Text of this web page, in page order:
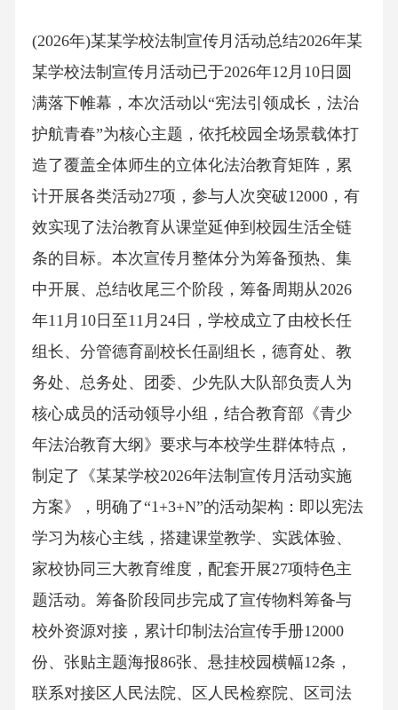
(2026年)某某学校法制宣传月活动总结2026年某
某学校法制宣传月活动已于2026年12月10日圆
满落下帷幕，本次活动以“宪法引领成长，法治
护航青春”为核心主题，依托校园全场景载体打
造了覆盖全体师生的立体化法治教育矩阵，累
计开展各类活动27项，参与人次突破12000，有
效实现了法治教育从课堂延伸到校园生活全链
条的目标。本次宣传月整体分为筹备预热、集
中开展、总结收尾三个阶段，筹备周期从2026
年11月10日至11月24日，学校成立了由校长任
组长、分管德育副校长任副组长，德育处、教
务处、总务处、团委、少先队大队部负责人为
核心成员的活动领导小组，结合教育部《青少
年法治教育大纲》要求与本校学生群体特点，
制定了《某某学校2026年法制宣传月活动实施
方案》，明确了“1+3+N”的活动架构：即以宪法
学习为核心主线，搭建课堂教学、实践体验、
家校协同三大教育维度，配套开展27项特色主
题活动。筹备阶段同步完成了宣传物料筹备与
校外资源对接，累计印制法治宣传手册12000
份、张贴主题海报86张、悬挂校园横幅12条，
联系对接区人民法院、区人民检察院、区司法